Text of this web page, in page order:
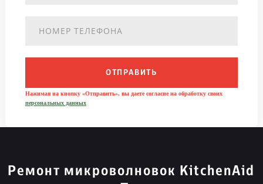
ОТПРАВИТЬ
Нажимая на кнопку «Отправить», вы даете согласие на обработку своих
персональных данных
Ремонт микроволновок KitchenAid